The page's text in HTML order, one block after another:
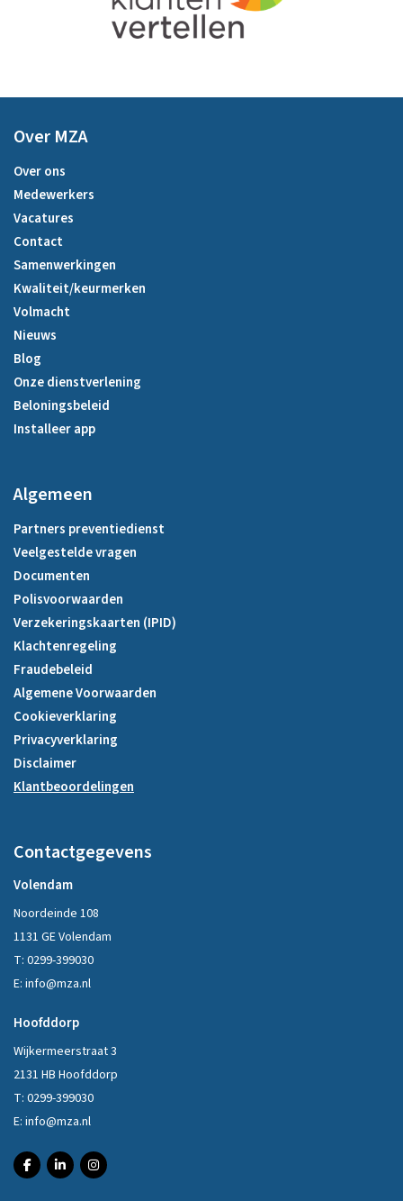
Over MZA
Over ons
Medewerkers
Vacatures
Contact
Samenwerkingen
Kwaliteit/keurmerken
Volmacht
Nieuws
Blog
Onze dienstverlening
Beloningsbeleid
Installeer app
Algemeen
Partners preventiedienst
Veelgestelde vragen
Documenten
Polisvoorwaarden
Verzekeringskaarten (IPID)
Klachtenregeling
Fraudebeleid
Algemene Voorwaarden
Cookieverklaring
Privacyverklaring
Disclaimer
Klantbeoordelingen
Contactgegevens
Volendam
Noordeinde 108
1131 GE Volendam
T: 0299-399030
E: info@mza.nl
Hoofddorp
Wijkermeerstraat 3
2131 HB Hoofddorp
T: 0299-399030
E: info@mza.nl